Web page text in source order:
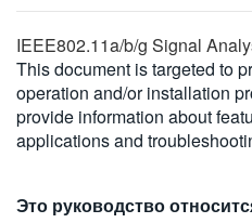
ENGLISH
FRANÇAIS
DEUTSCH
IEEE802.11a/b/g Signal
This document is targeted to
operation and/or installation
provide information about
applications and
Это руководство